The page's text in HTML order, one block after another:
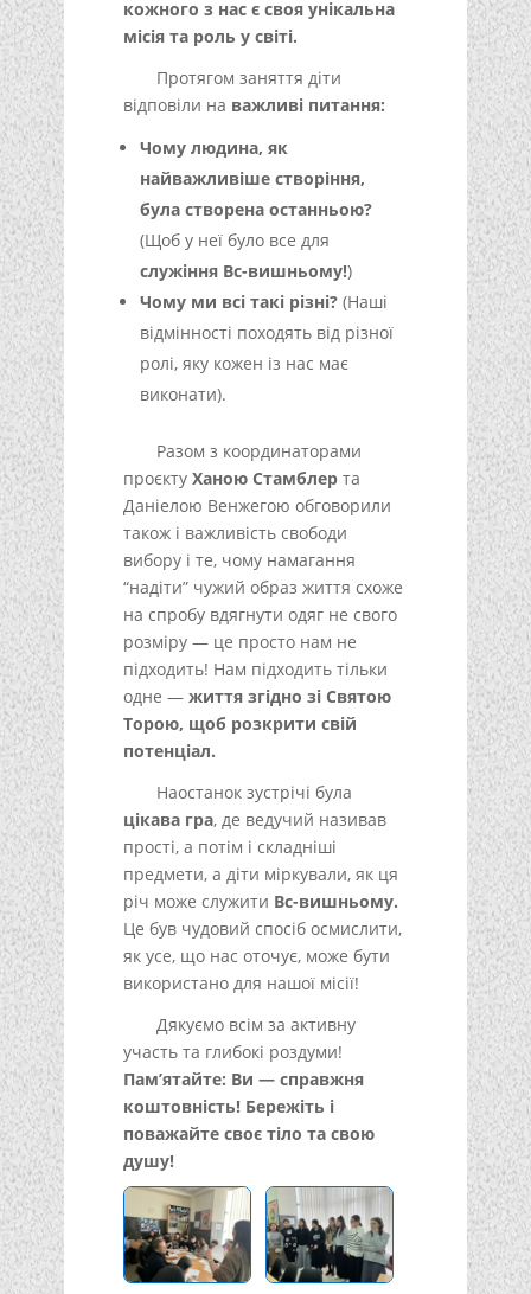
кожного з нас є своя унікальна
місія та роль у світі.
Протягом заняття діти
відповіли на важливі питання:
Чому людина, як
найважливіше створіння,
була створена останньою?
(Щоб у неї було все для
служіння Вс-вишньому!)
Чому ми всі такі різні?(Наші
відмінності походять від різної
ролі, яку кожен із нас має
виконати).
Разом з координаторами
проєкту Ханою Стамблерта
Даніелою Венжегою обговорили
також і важливість свободи
вибору і те, чому намагання
“надіти” чужий образ життя схоже
на спробу вдягнути одяг не свого
розміру — це просто нам не
підходить! Нам підходить тільки
одне — життя згідно зі Святою
Торою, щоб розкрити свій
потенціал.
Наостанок зустрічі була
цікава гра, де ведучий називав
прості, а потім і складніші
предмети, а діти міркували, як ця
річ може служити Вс-вишньому.
Це був чудовий спосіб осмислити,
як усе, що нас оточує, може бути
використано для нашої місії!
Дякуємо всім за активну
участь та глибокі роздуми!
Пам’ятайте: Ви — справжня
коштовність! Бережіть і
поважайте своє тіло та свою
душу!